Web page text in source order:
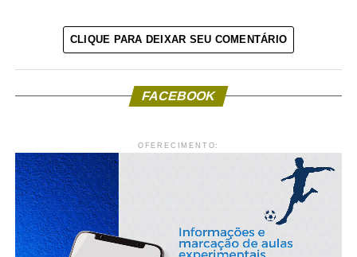
CLIQUE PARA DEIXAR SEU COMENTÁRIO
FACEBOOK
OFERECIMENTO: